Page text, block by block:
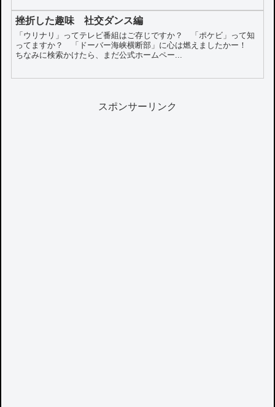
挫折した趣味 社交ダンス編
「ウリナリ」ってテレビ番組はご存じですか？ 「ポケビ」って知
ってますか？ 「ドーバー海峡横断部」に心は燃えましたかー！
ちなみに検索かけたら、まだ公式ホームペー...
スポンサーリンク